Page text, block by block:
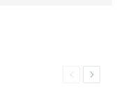
Previous
Next